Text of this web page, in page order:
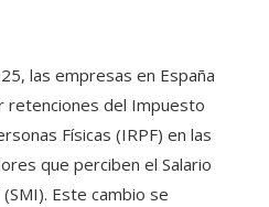
las empresas en España
retenciones del Impuesto
Físicas (IRPF) en las
que perciben el Salario
Este cambio se